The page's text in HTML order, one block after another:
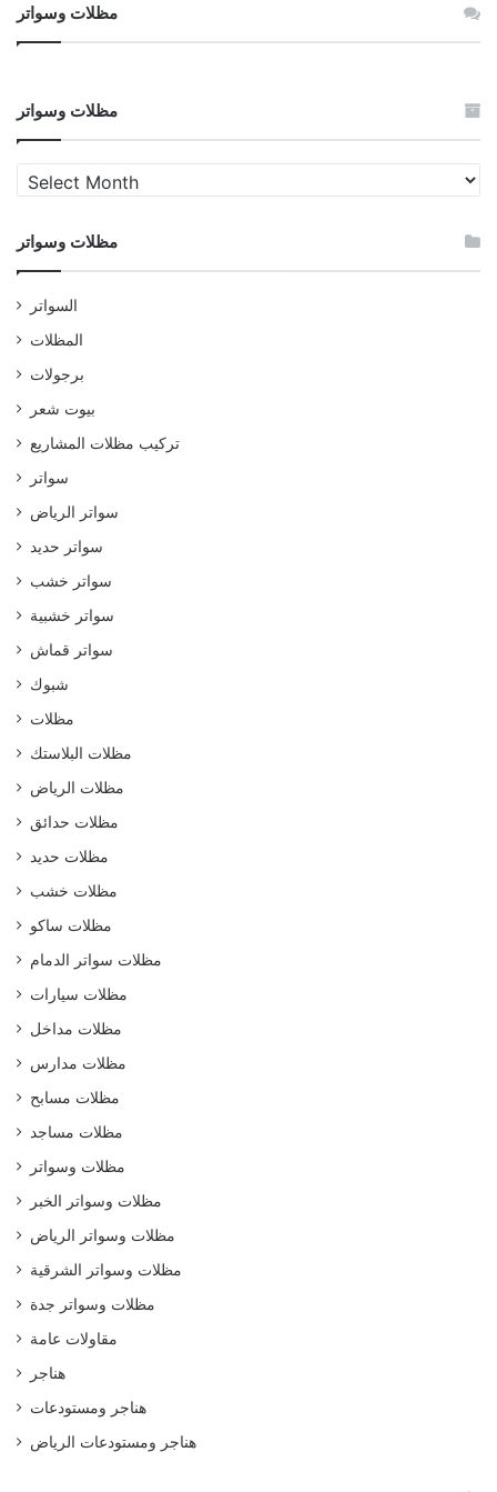
مظلات وسواتر
مظلات وسواتر
مظلات
وسواتر
مظلات وسواتر
السواتر
المظلات
برجولات
بيوت شعر
تركيب مظلات المشاريع
سواتر
سواتر الرياض
سواتر حديد
سواتر خشب
سواتر خشبية
سواتر قماش
شبوك
مظلات
مظلات البلاستك
مظلات الرياض
مظلات حدائق
مظلات حديد
مظلات خشب
مظلات ساكو
مظلات سواتر الدمام
مظلات سيارات
مظلات مداخل
مظلات مدارس
مظلات مسابح
مظلات مساجد
مظلات وسواتر
مظلات وسواتر الخبر
مظلات وسواتر الرياض
مظلات وسواتر الشرقية
مظلات وسواتر جدة
مقاولات عامة
هناجر
هناجر ومستودعات
هناجر ومستودعات الرياض